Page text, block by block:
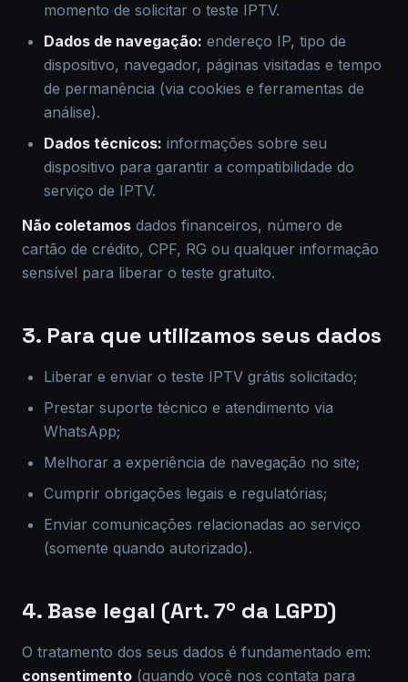
momento de solicitar o teste IPTV.
Dados de navegação: endereço IP, tipo de
dispositivo, navegador, páginas visitadas e tempo
de permanência (via cookies e ferramentas de
análise).
Dados técnicos: informações sobre seu
dispositivo para garantir a compatibilidade do
serviço de IPTV.
Não coletamos dados financeiros, número de
cartão de crédito, CPF, RG ou qualquer informação
sensível para liberar o teste gratuito.
3. Para que utilizamos seus dados
Liberar e enviar o teste IPTV grátis solicitado;
Prestar suporte técnico e atendimento via
WhatsApp;
Melhorar a experiência de navegação no site;
Cumprir obrigações legais e regulatórias;
Enviar comunicações relacionadas ao serviço
(somente quando autorizado).
4. Base legal (Art. 7º da LGPD)
O tratamento dos seus dados é fundamentado em:
consentimento (quando você nos contata para